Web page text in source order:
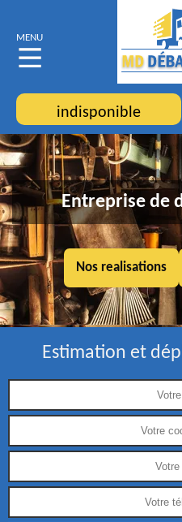
MENU
indisponible
Entreprise de
Nos realisations
Estimation et